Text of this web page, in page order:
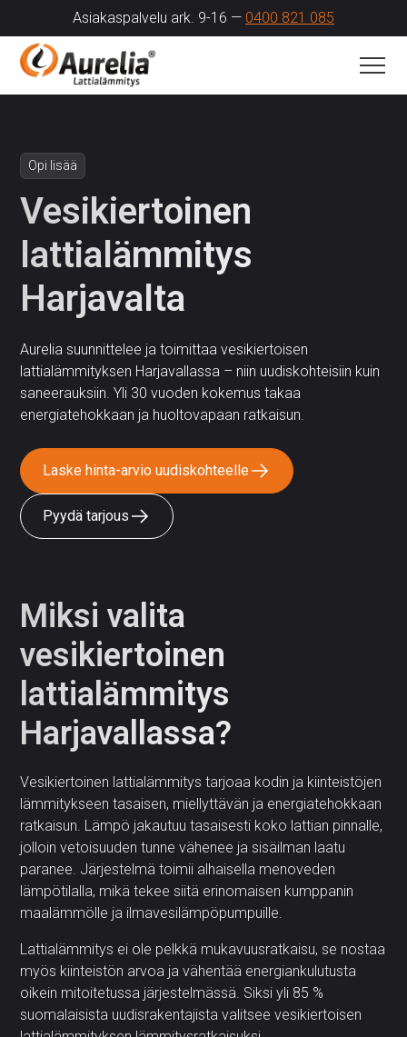
Asiakaspalvelu ark. 9-16 — 0400 821 085
Opi lisää
Vesikiertoinen
lattialämmitys
Harjavalta
Aurelia suunnittelee ja toimittaa vesikiertoisen
lattialämmityksen Harjavallassa – niin uudiskohteisiin kuin
saneerauksiin. Yli 30 vuoden kokemus takaa
energiatehokkaan ja huoltovapaan ratkaisun.
Laske hinta-arvio uudiskohteelle
Pyydä tarjous
Miksi valita
vesikiertoinen
lattialämmitys
Harjavallassa?
Vesikiertoinen lattialämmitys tarjoaa kodin ja kiinteistöjen
lämmitykseen tasaisen, miellyttävän ja energiatehokkaan
ratkaisun. Lämpö jakautuu tasaisesti koko lattian pinnalle,
jolloin vetoisuuden tunne vähenee ja sisäilman laatu
paranee. Järjestelmä toimii alhaisella menoveden
lämpötilalla, mikä tekee siitä erinomaisen kumppanin
maalämmölle ja ilmavesilämpöpumpuille.
Lattialämmitys ei ole pelkkä mukavuusratkaisu, se nostaa
myös kiinteistön arvoa ja vähentää energiankulutusta
oikein mitoitetussa järjestelmässä. Siksi yli 85 %
suomalaisista uudisrakentajista valitsee vesikiertoisen